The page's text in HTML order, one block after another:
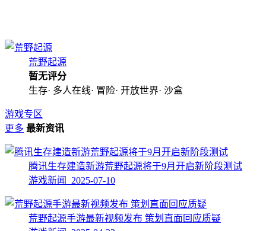
荒野起源
暂无评分
生存· 多人在线· 冒险· 开放世界· 沙盒
游戏专区
更多 最新资讯
腾讯生存建造新游荒野起源将于9月开启新阶段测试
游戏新闻 2025-07-10
荒野起源手游最新视频发布 策划直面回应质疑